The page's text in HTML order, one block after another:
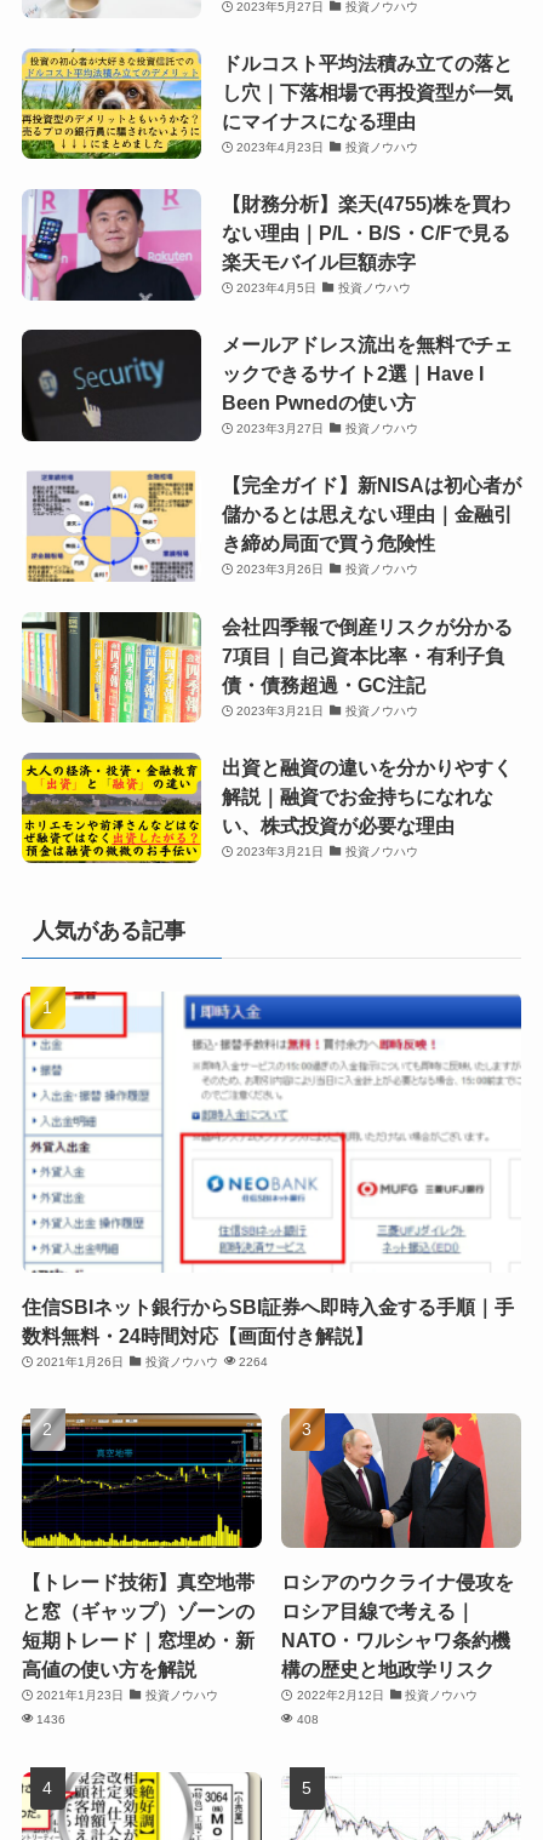
2023年5月27日 投資ノウハウ
ドルコスト平均法積み立ての落と
し穴｜下落相場で再投資型が一気
にマイナスになる理由
2023年4月23日 投資ノウハウ
【財務分析】楽天(4755)株を買わ
ない理由｜P/L・B/S・C/Fで見る
楽天モバイル巨額赤字
2023年4月5日 投資ノウハウ
メールアドレス流出を無料でチェ
ックできるサイト2選｜Have I
Been Pwnedの使い方
2023年3月27日 投資ノウハウ
【完全ガイド】新NISAは初心者が
儲かるとは思えない理由｜金融引
き締め局面で買う危険性
2023年3月26日 投資ノウハウ
会社四季報で倒産リスクが分かる
7項目｜自己資本比率・有利子負
債・債務超過・GC注記
2023年3月21日 投資ノウハウ
出資と融資の違いを分かりやすく
解説｜融資でお金持ちになれな
い、株式投資が必要な理由
2023年3月21日 投資ノウハウ
人気がある記事
住信SBIネット銀行からSBI証券へ即時入金する手順｜手
数料無料・24時間対応【画面付き解説】
2021年1月26日 投資ノウハウ 2264
【トレード技術】真空地帯
と窓（ギャップ）ゾーンの
短期トレード｜窓埋め・新
高値の使い方を解説
2021年1月23日
投資ノウハウ
1436
ロシアのウクライナ侵攻を
ロシア目線で考える｜
NATO・ワルシャワ条約機
構の歴史と地政学リスク
2022年2月12日
投資ノウハウ
408